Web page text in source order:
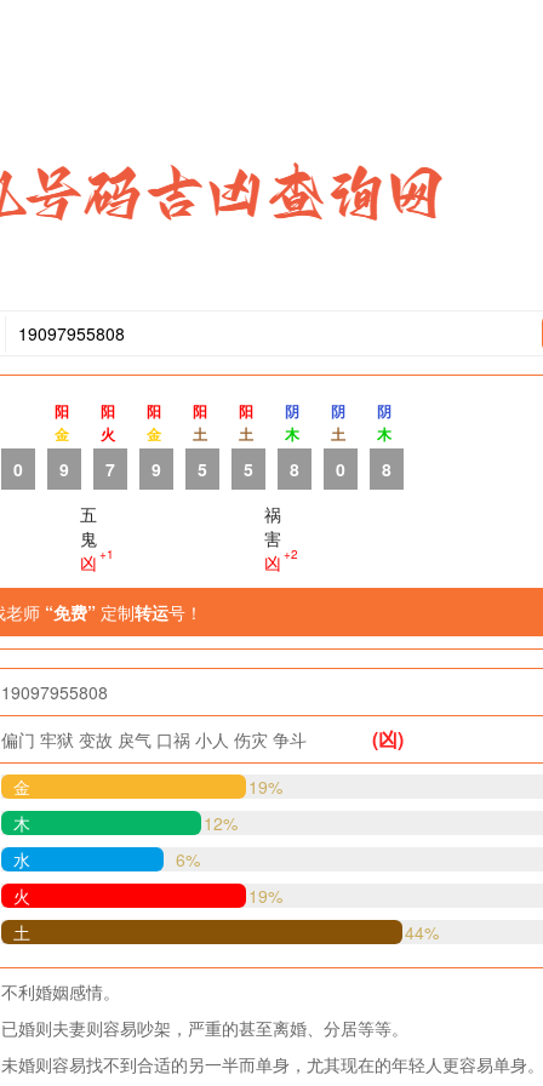
0
阳
金
9
阳
火
7
阳
金
9
五
鬼
凶 +1
阳
土
5
阳
土
5
阴
木
8
阴
土
0
阴
木
8
祸
害
凶 +2
老师 “免费” 定制转运号！
19097955808
偏门 牢狱 变故 戾气 口祸 小人 伤灾 争斗 (凶)
金
19%
木
12%
水
6%
火
19%
土
44%
不利婚姻感情。
已婚则夫妻则容易吵架，严重的甚至离婚、分居等等。
未婚则容易找不到合适的另一半而单身，尤其现在的年轻人更容易单身。